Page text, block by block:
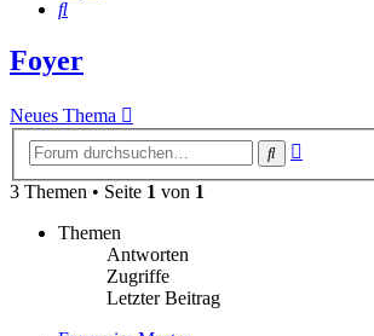
Suche
Foyer
Neues Thema
Suche
3 Themen • Seite 1 von 1
Themen
Antworten
Zugriffe
Letzter Beitrag